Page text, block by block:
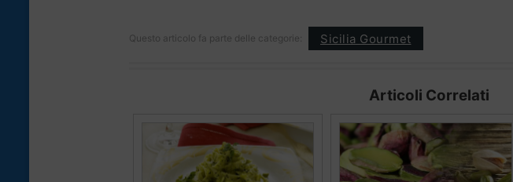
Questo articolo fa parte delle categorie: Sicilia Gourmet
Articoli Correlati